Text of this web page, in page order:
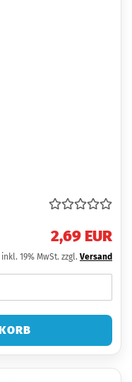
2,69 EUR
inkl. 19% MwSt. zzgl. Versand